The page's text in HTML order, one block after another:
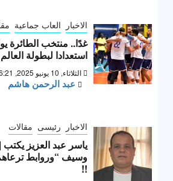
الاخبار العاب جماعية
غدًا.. منتخب الطائرة
استعدادا لبطولة العالم
الثلاثاء, 10 يونيو 2025, 6:21 م
عبد الرحمن هاشم
الاخبار رئيسى مقالات
ياسر عبد العزيز
وسيف “وروابط
!!